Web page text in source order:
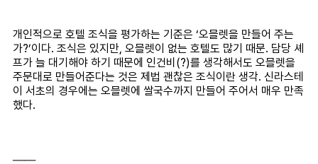
개인적으로 호텔 조식을 평가하는 기준은 ‘오믈렛을 만들어 주는
가?’이다. 조식은 있지만, 오믈렛이 없는 호텔도 많기 때문. 담당 셰
프가 늘 대기해야 하기 때문에 인건비(?)를 생각해서도 오믈렛을
주문대로 만들어준다는 것은 제법 괜찮은 조식이란 생각. 신라스테
이 서초의 경우에는 오믈렛에 쌀국수까지 만들어 주어서 매우 만족
했다.
――